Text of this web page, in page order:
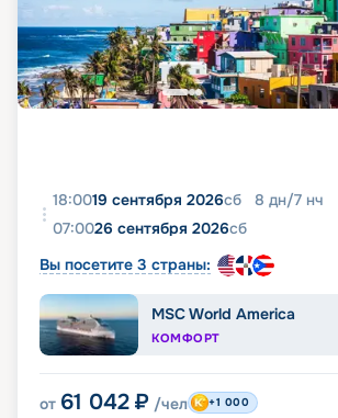
18:0019 сентября 2026сб 8 дн/7 нч
07:0026 сентября 2026сб
Вы посетите 3 страны:
MSC World America
КОМФОРТ
от 61 042 ₽ /чел +1 000